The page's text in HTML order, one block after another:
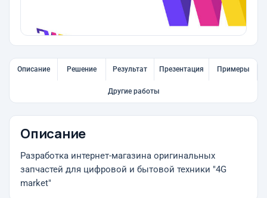
Описание Решение Результат Презентация Примеры
Другие работы
Описание
Разработка интернет-магазина оригинальных
запчастей для цифровой и бытовой техники "4G
market"